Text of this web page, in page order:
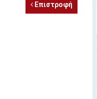
Επιστροφή